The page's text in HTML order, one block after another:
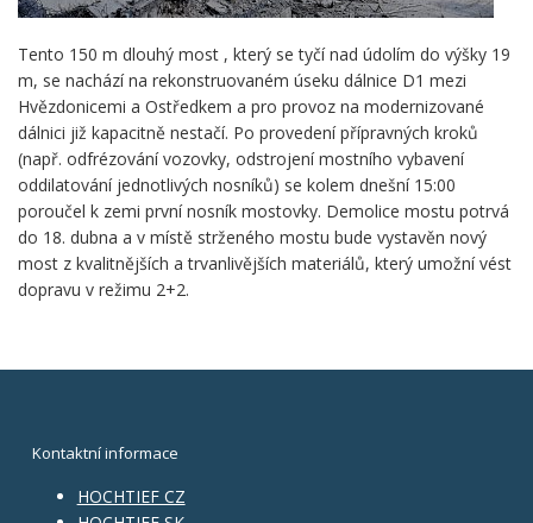
Tento 150 m dlouhý most , který se tyčí nad údolím do výšky 19
m, se nachází na rekonstruovaném úseku dálnice D1 mezi
Hvězdonicemi a Ostředkem a pro provoz na modernizované
dálnici již kapacitně nestačí. Po provedení přípravných kroků
(např. odfrézování vozovky, odstrojení mostního vybavení
oddilatování jednotlivých nosníků) se kolem dnešní 15:00
poroučel k zemi první nosník mostovky. Demolice mostu potrvá
do 18. dubna a v místě strženého mostu bude vystavěn nový
most z kvalitnějších a trvanlivějších materiálů, který umožní vést
dopravu v režimu 2+2.
Kontaktní informace
HOCHTIEF CZ